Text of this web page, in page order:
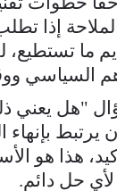
إذا
ما
السياسي
"هل يعني
بإنهاء
هذا هو
حل دائم.